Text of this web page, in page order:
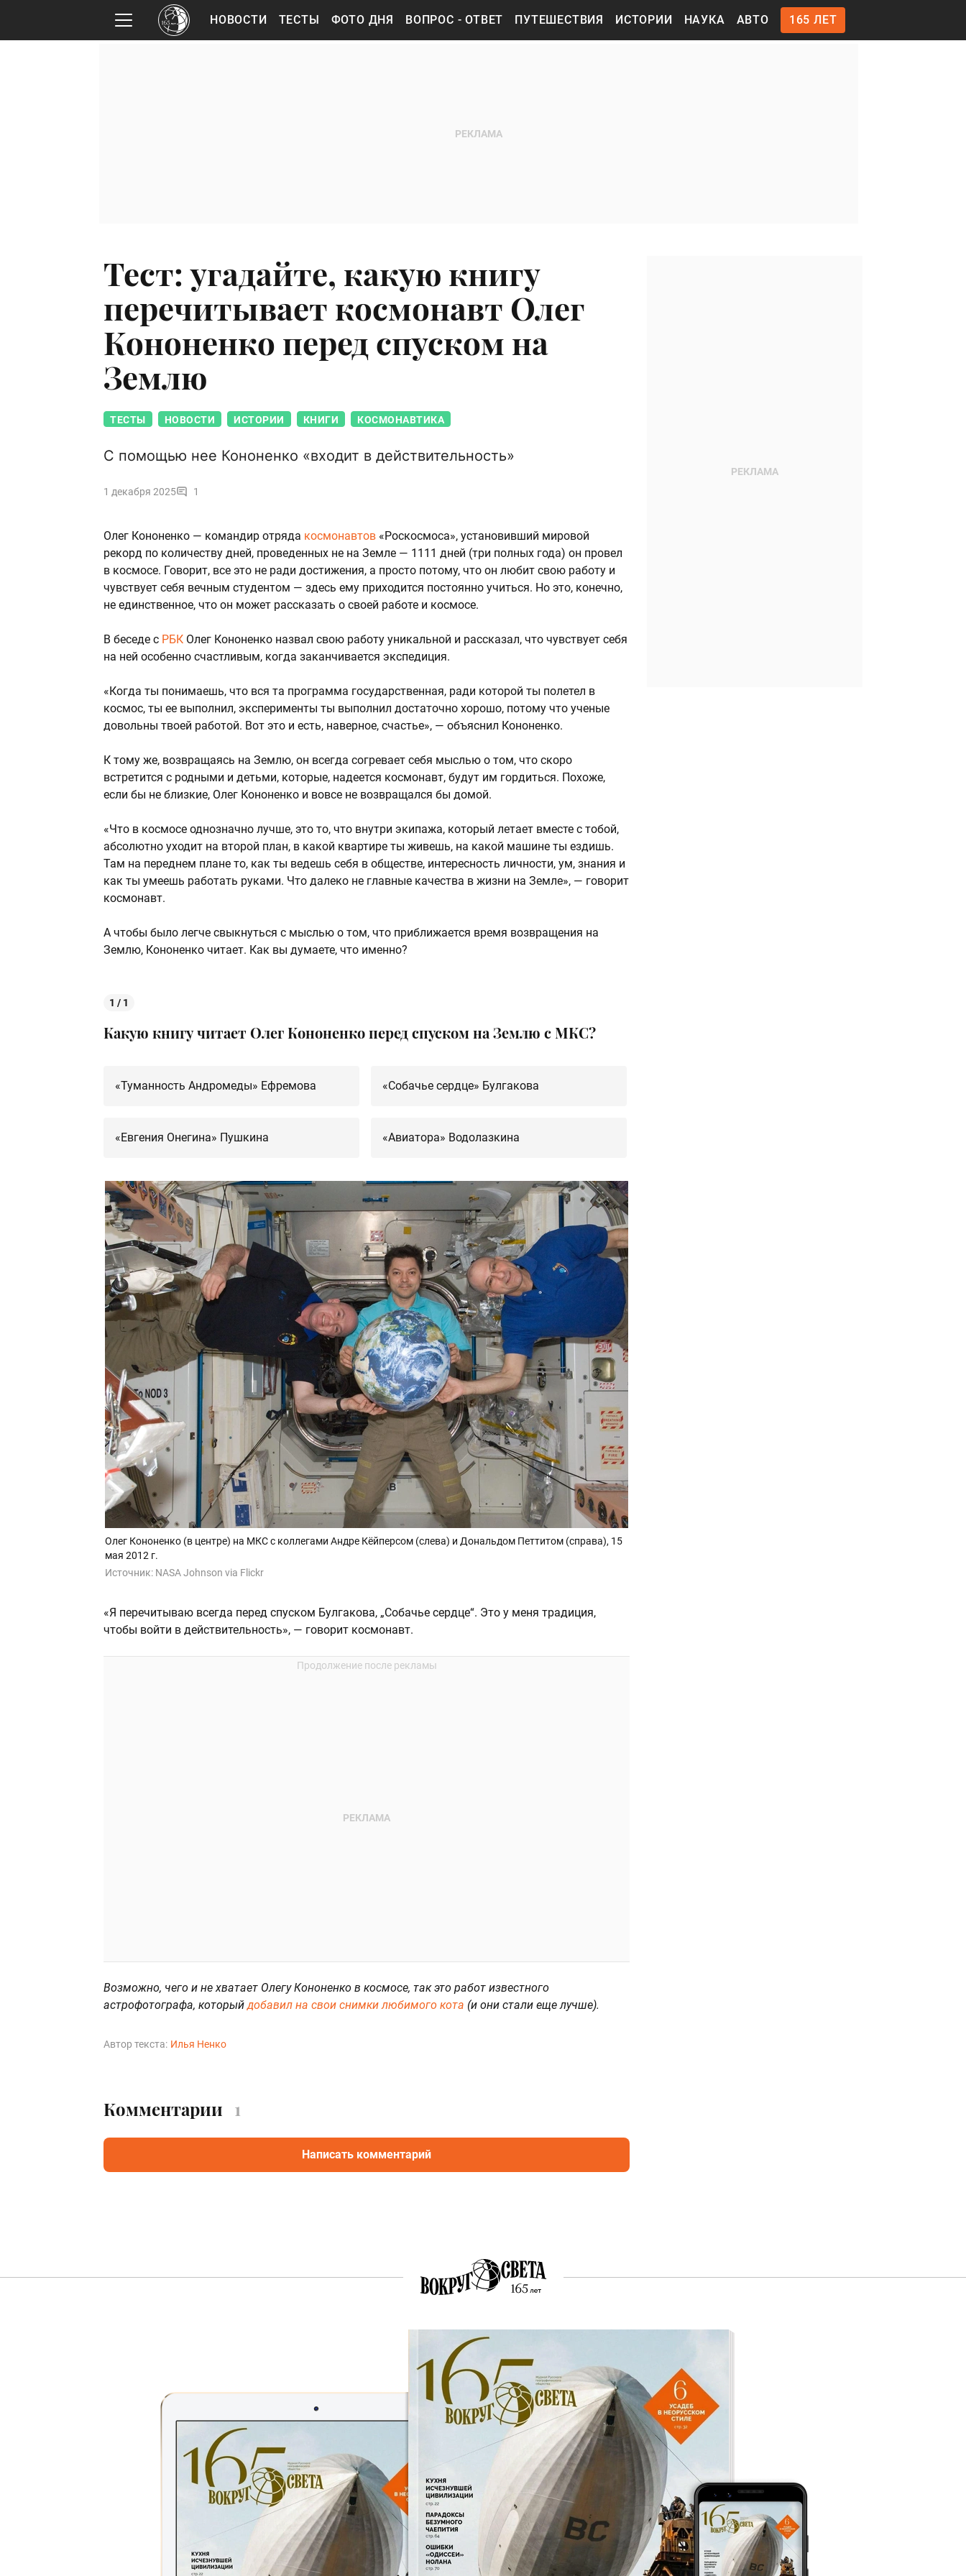
НОВОСТИ ТЕСТЫ ФОТО ДНЯ ВОПРОС - ОТВЕТ ПУТЕШЕСТВИЯ ИСТОРИИ НАУКА АВТО 165 ЛЕТ
Тест: угадайте, какую книгу
перечитывает космонавт Олег
Кононенко перед спуском на
Землю
ТЕСТЫ НОВОСТИ ИСТОРИИ КНИГИ КОСМОНАВТИКА
С помощью нее Кононенко «входит в действительность»
1 декабря 2025 1
Олег Кононенко — командир отряда космонавтов «Роскосмоса», установивший мировой
рекорд по количеству дней, проведенных не на Земле — 1111 дней (три полных года) он провел
в космосе. Говорит, все это не ради достижения, а просто потому, что он любит свою работу и
чувствует себя вечным студентом — здесь ему приходится постоянно учиться. Но это, конечно,
не единственное, что он может рассказать о своей работе и космосе.
В беседе с РБК Олег Кононенко назвал свою работу уникальной и рассказал, что чувствует себя
на ней особенно счастливым, когда заканчивается экспедиция.
«Когда ты понимаешь, что вся та программа государственная, ради которой ты полетел в
космос, ты ее выполнил, эксперименты ты выполнил достаточно хорошо, потому что ученые
довольны твоей работой. Вот это и есть, наверное, счастье», — объяснил Кононенко.
К тому же, возвращаясь на Землю, он всегда согревает себя мыслью о том, что скоро
встретится с родными и детьми, которые, надеется космонавт, будут им гордиться. Похоже,
если бы не близкие, Олег Кононенко и вовсе не возвращался бы домой.
«Что в космосе однозначно лучше, это то, что внутри экипажа, который летает вместе с тобой,
абсолютно уходит на второй план, в какой квартире ты живешь, на какой машине ты ездишь.
Там на переднем плане то, как ты ведешь себя в обществе, интересность личности, ум, знания и
как ты умеешь работать руками. Что далеко не главные качества в жизни на Земле», — говорит
космонавт.
А чтобы было легче свыкнуться с мыслью о том, что приближается время возвращения на
Землю, Кононенко читает. Как вы думаете, что именно?
1 / 1
Какую книгу читает Олег Кононенко перед спуском на Землю с МКС?
«Туманность Андромеды» Ефремова «Собачье сердце» Булгакова
«Евгения Онегина» Пушкина «Авиатора» Водолазкина
Олег Кононенко (в центре) на МКС с коллегами Андре Кёйперсом (слева) и Дональдом Петтитом (справа), 15
мая 2012 г.
Источник: NASA Johnson via Flickr
«Я перечитываю всегда перед спуском Булгакова, „Собачье сердце“. Это у меня традиция,
чтобы войти в действительность», — говорит космонавт.
Возможно, чего и не хватает Олегу Кононенко в космосе, так это работ известного
астрофотографа, которыйдобавил на свои снимки любимого кота (и они стали еще лучше).
Автор текста: Илья Ненко
Комментарии 1
Написать комментарий